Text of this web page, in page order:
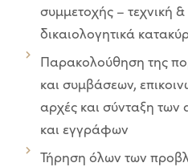
συμμετοχής – τεχνική
δικαιολογητικά
Παρακολούθηση της
και συμβάσεων,
αρχές και σύνταξη των
και εγγράφων
Τήρηση όλων των